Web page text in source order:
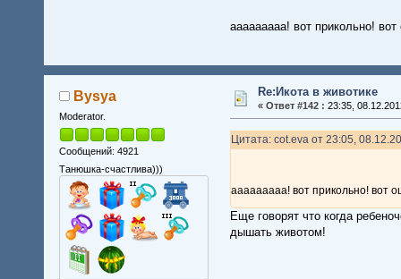
ааааааааа! вот прикольно!
Bysya
Moderator.
Сообщений: 4921
Танюшка-счастлива)))
Re:Икота в животике
« Ответ #142 : 23:35,
Цитата: cot.eva от 23:05,
ааааааааа! вот прикольно!
Еще говорят что когда
дышать животом!